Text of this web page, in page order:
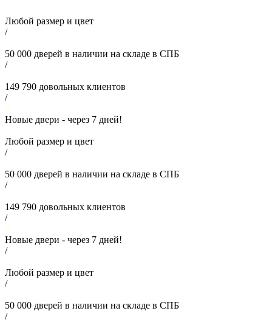
Любой размер и цвет
/
50 000 дверей в наличии на складе в СПБ
/
149 790 довольных клиентов
/
Новые двери - через 7 дней!
Любой размер и цвет
/
50 000 дверей в наличии на складе в СПБ
/
149 790 довольных клиентов
/
Новые двери - через 7 дней!
/
Любой размер и цвет
/
50 000 дверей в наличии на складе в СПБ
/